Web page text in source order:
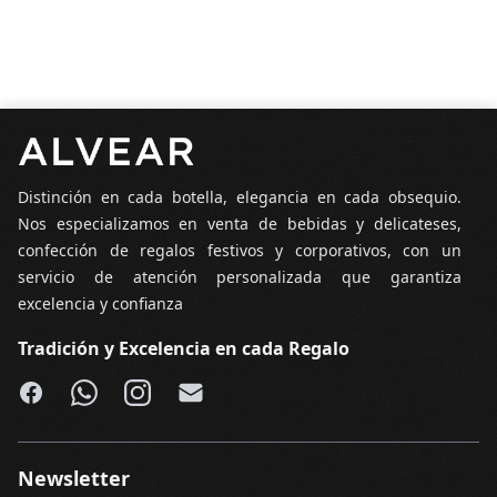
Distinción en cada botella, elegancia en cada obsequio.
Nos especializamos en venta de bebidas y delicateses,
confección de regalos festivos y corporativos, con un
servicio de atención personalizada que garantiza
excelencia y confianza
Tradición y Excelencia en cada Regalo
Facebook
WhatsApp
Instagram
Email
Newsletter